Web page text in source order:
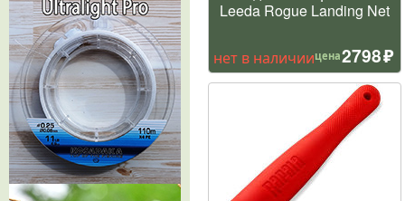
Leeda Rogue Landing Net
нет в наличиицена2798